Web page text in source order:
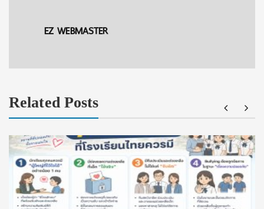
EZ WEBMASTER
Related Posts